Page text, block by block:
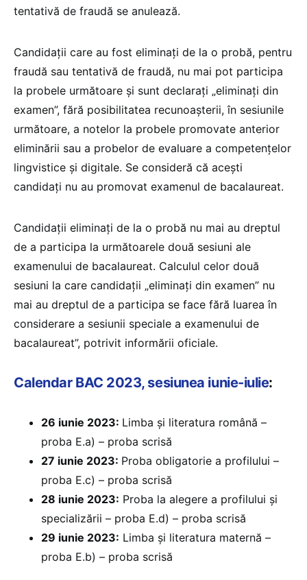
tentativă de fraudă se anulează.
Candidaţii care au fost eliminaţi de la o probă, pentru
fraudă sau tentativă de fraudă, nu mai pot participa
la probele următoare şi sunt declaraţi „eliminaţi din
examen”, fără posibilitatea recunoaşterii, în sesiunile
următoare, a notelor la probele promovate anterior
eliminării sau a probelor de evaluare a competențelor
lingvistice și digitale. Se consideră că aceşti
candidaţi nu au promovat examenul de bacalaureat.
Candidații eliminați de la o probă nu mai au dreptul
de a participa la următoarele două sesiuni ale
examenului de bacalaureat. Calculul celor două
sesiuni la care candidaţii „eliminaţi din examen” nu
mai au dreptul de a participa se face fără luarea în
considerare a sesiunii speciale a examenului de
bacalaureat”, potrivit informării oficiale.
Calendar BAC 2023, sesiunea iunie-iulie:
26 iunie 2023: Limba și literatura română –
proba E.a) – proba scrisă
27 iunie 2023: Proba obligatorie a profilului –
proba E.c) – proba scrisă
28 iunie 2023: Proba la alegere a profilului și
specializării – proba E.d) – proba scrisă
29 iunie 2023: Limba și literatura maternă –
proba E.b) – proba scrisă